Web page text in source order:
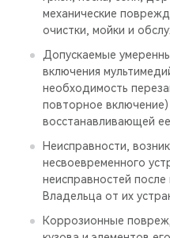
механические
очистки, мойки и
Допускаемые
включения
необходимость
повторное включение)
восстанавливающей
Неисправности,
несвоевременного
неисправностей после
Владельца от их
Коррозионные